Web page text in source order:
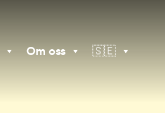
Om oss 🇸🇪